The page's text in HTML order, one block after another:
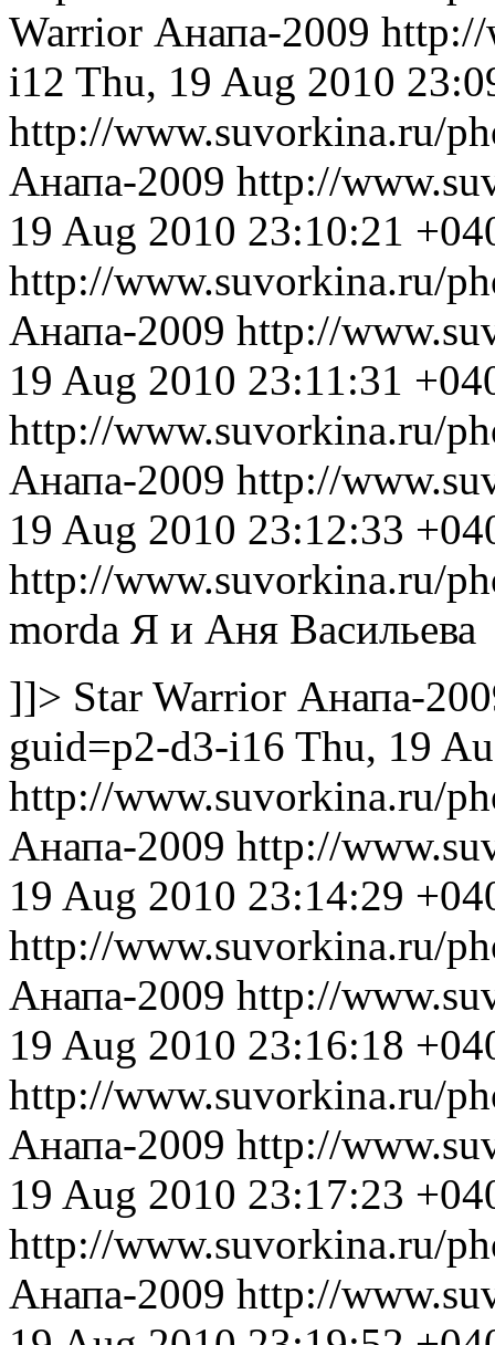
Warrior Анапа-2009 http://
i12 Thu, 19 Aug 2010
http://www.suvorkina.ru/
Анапа-2009 http://
19 Aug 2010 23:10:21
http://www.suvorkina.ru/
Анапа-2009 http://
19 Aug 2010 23:11:31
http://www.suvorkina.ru/
Анапа-2009 http://
19 Aug 2010 23:12:33
http://www.suvorkina.ru/
morda Я и Аня Васильева
]]> Star Warrior Анапа-
guid=p2-d3-i16 Thu, 19
http://www.suvorkina.ru/
Анапа-2009 http://
19 Aug 2010 23:14:29
http://www.suvorkina.ru/
Анапа-2009 http://
19 Aug 2010 23:16:18
http://www.suvorkina.ru/
Анапа-2009 http://
19 Aug 2010 23:17:23
http://www.suvorkina.ru/
Анапа-2009 http://